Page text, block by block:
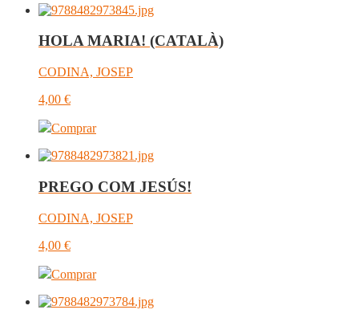
HOLA MARIA! (CATALÀ)
CODINA, JOSEP
4,00 €
Comprar
PREGO COM JESÚS!
CODINA, JOSEP
4,00 €
Comprar